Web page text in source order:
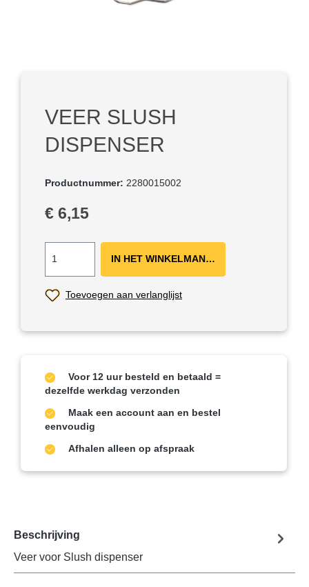
VEER SLUSH
DISPENSER
Productnummer: 2280015002
Normale prijs:
€ 6,15
IN HET WINKELMANDJE ＋
Toevoegen aan verlanglijst
Voor 12 uur besteld en betaald =
dezelfde werkdag verzonden
Maak een account aan en bestel
eenvoudig
Afhalen alleen op afspraak
Beschrijving
Veer voor Slush dispenser